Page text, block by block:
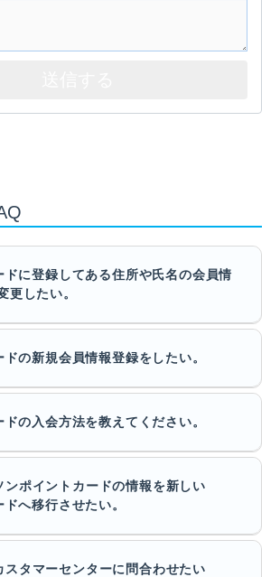
に登録してある住所や氏名の会員情
更したい。
の新規会員情報登録をしたい。
の入会方法を教えてください。
ンポイントカードの情報を新しい
へ移行させたい。
スタマーセンターに問合わせたい